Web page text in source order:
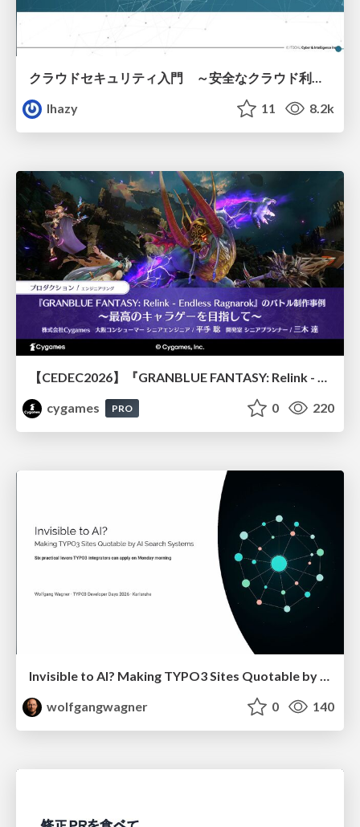
クラウドセキュリティ入門 ～安全なクラウド利用のための基礎知識～
lhazy
11 8.2k
cygames
PRO 0 220
Invisible to AI? Making TYPO3 Sites Quotable by AI Search Systems
wolfgangwagner
0 140